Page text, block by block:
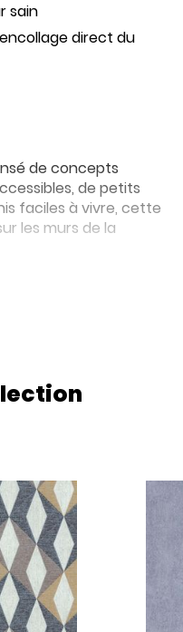
sain
direct du
de concepts
de petits
faciles à vivre, cette
les murs de la
peints en